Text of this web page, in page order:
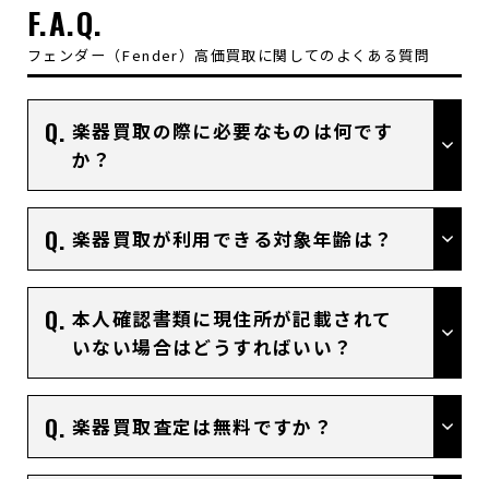
F.A.Q.
フェンダー（Fender）高価買取に関してのよくある質問
楽器買取の際に必要なものは何です
か？
楽器買取が利用できる対象年齢は？
本人確認書類に現住所が記載されて
いない場合はどうすればいい？
楽器買取査定は無料ですか？